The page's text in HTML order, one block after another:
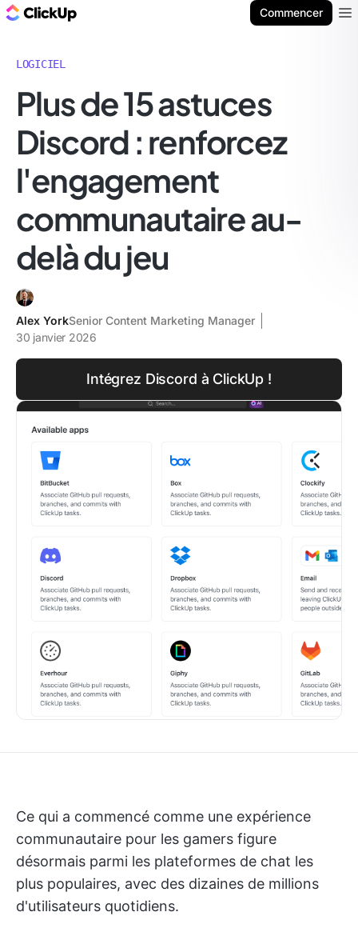
Commencer
LOGICIEL
Plus de 15 astuces
Discord : renforcez
l'engagement
communautaire au-
delà du jeu
Alex YorkSenior Content Marketing Manager
30 janvier 2026
Intégrez Discord à ClickUp !
Ce qui a commencé comme une expérience
communautaire pour les gamers figure
désormais parmi les plateformes de chat les
plus populaires, avec des dizaines de millions
d'utilisateurs quotidiens.